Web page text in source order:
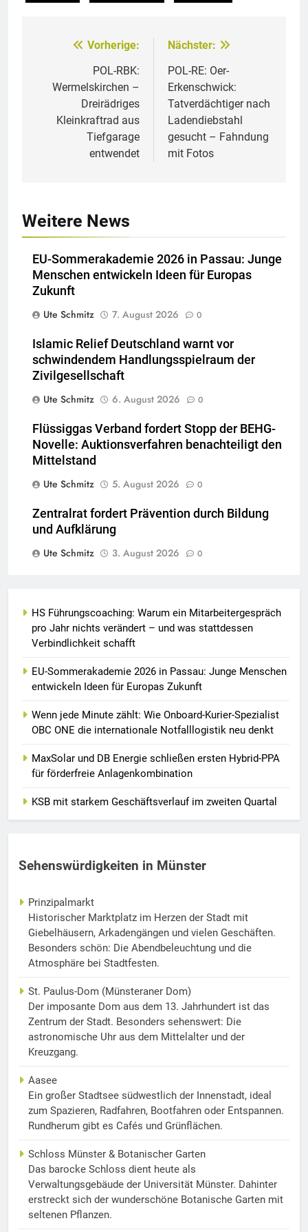
Beitragsnavigation
Vorherige:
POL-RBK:
Wermelskirchen –
Dreirädriges
Kleinkraftrad aus
Tiefgarage
entwendet
Nächster:
POL-RE: Oer-
Erkenschwick:
Tatverdächtiger nach
Ladendiebstahl
gesucht – Fahndung
mit Fotos
Weitere News
EU-Sommerakademie 2026 in Passau: Junge
Menschen entwickeln Ideen für Europas
Zukunft
Ute Schmitz
7. August 2026 0
Islamic Relief Deutschland warnt vor
schwindendem Handlungsspielraum der
Zivilgesellschaft
Ute Schmitz
6. August 2026 0
Flüssiggas Verband fordert Stopp der BEHG-
Novelle: Auktionsverfahren benachteiligt den
Mittelstand
Ute Schmitz
5. August 2026 0
Zentralrat fordert Prävention durch Bildung
und Aufklärung
Ute Schmitz
3. August 2026 0
HS Führungscoaching: Warum ein Mitarbeitergespräch
pro Jahr nichts verändert – und was stattdessen
Verbindlichkeit schafft
EU-Sommerakademie 2026 in Passau: Junge Menschen
entwickeln Ideen für Europas Zukunft
Wenn jede Minute zählt: Wie Onboard-Kurier-Spezialist
OBC ONE die internationale Notfalllogistik neu denkt
MaxSolar und DB Energie schließen ersten Hybrid-PPA
für förderfreie Anlagenkombination
KSB mit starkem Geschäftsverlauf im zweiten Quartal
Sehenswürdigkeiten in Münster
Prinzipalmarkt
Historischer Marktplatz im Herzen der Stadt mit
Giebelhäusern, Arkadengängen und vielen Geschäften.
Besonders schön: Die Abendbeleuchtung und die
Atmosphäre bei Stadtfesten.
St. Paulus-Dom (Münsteraner Dom)
Der imposante Dom aus dem 13. Jahrhundert ist das
Zentrum der Stadt. Besonders sehenswert: Die
astronomische Uhr aus dem Mittelalter und der
Kreuzgang.
Aasee
Ein großer Stadtsee südwestlich der Innenstadt, ideal
zum Spazieren, Radfahren, Bootfahren oder Entspannen.
Rundherum gibt es Cafés und Grünflächen.
Schloss Münster & Botanischer Garten
Das barocke Schloss dient heute als
Verwaltungsgebäude der Universität Münster. Dahinter
erstreckt sich der wunderschöne Botanische Garten mit
seltenen Pflanzen.